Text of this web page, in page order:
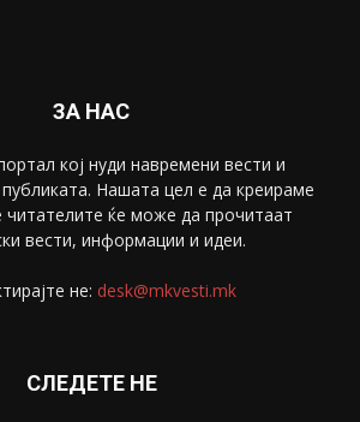
ЗА НАС
коj нуди навремени вести и
Нашата цел е да креираме
читателите ќе може да прочитаат
вести, информации и идеи.
не: desk@mkvesti.mk
СЛЕДЕТЕ НЕ